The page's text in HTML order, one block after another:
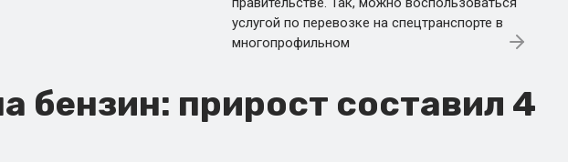
услугой по перевозке на спецтранспорте в
многопрофильном
бензин: прирост составил 4